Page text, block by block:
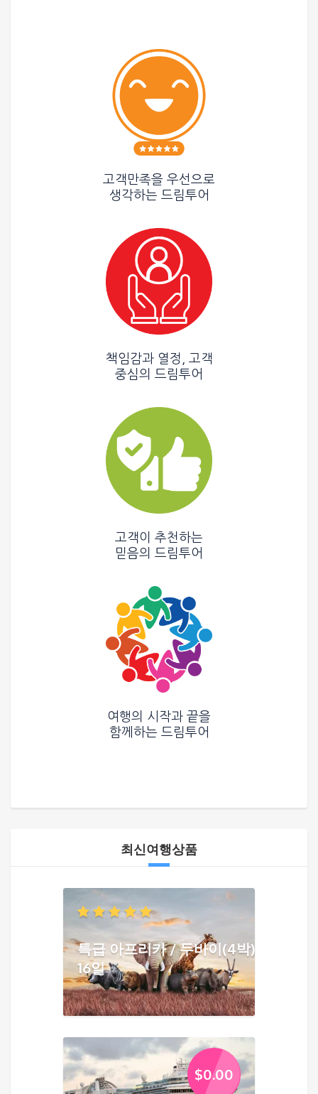
고객만족을 우선으로
생각하는 드림투어
책임감과 열정, 고객
중심의 드림투어
고객이 추천하는
믿음의 드림투어
여행의 시작과 끝을
함께하는 드림투어
최신여행상품
특급 아프리카 / 두바이(4박)
16일
$0.00